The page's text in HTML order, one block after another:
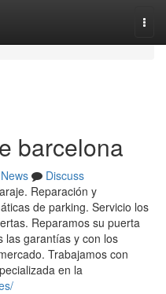
barcelona
News
Discuss
Reparación y
de parking. Servicio los
Reparamos su puerta
las garantías y con los
Trabajamos con
en la